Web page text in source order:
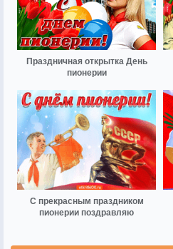
Праздничная открытка День
пионерии
С прекрасным праздником
пионерии поздравляю